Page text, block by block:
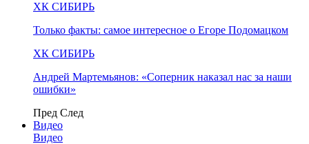
ХК СИБИРЬ
Только факты: самое интересное о Егоре Подомацком
ХК СИБИРЬ
Андрей Мартемьянов: «Соперник наказал нас за наши
ошибки»
Пред След
Видео
Видео